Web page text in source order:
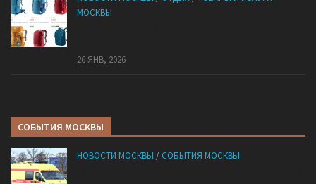
МОСКВЫ
26 ЯНВ, 2026
СОБЫТИЯ МОСКВЫ
НОВОСТИ МОСКВЫ / СОБЫТИЯ МОСКВЫ